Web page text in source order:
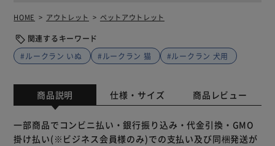
HOME アウトレット ペットアウトレット
関連するキーワード
#ルークラン いぬ
#ルークラン 猫 #ルークラン 犬用
商品説明 仕様・サイズ 商品レビュー
一部商品でコンビニ払い・銀行振り込み・代金引換・GMO
掛け払い(※ビジネス会員様のみ)での支払い及び同梱発送が